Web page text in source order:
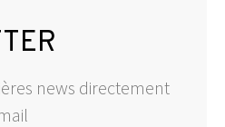
news directement